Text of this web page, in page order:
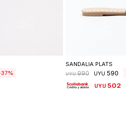
37
SANDALIA PLATS
UYU 990 UYU 590
UYU 502